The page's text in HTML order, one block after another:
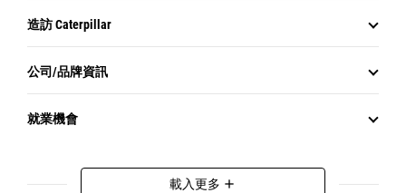
造訪 Caterpillar
公司/品牌資訊
就業機會
載入更多 add